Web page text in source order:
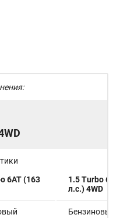
6AT (163
1.5 Turbo
л.с.) 4WD